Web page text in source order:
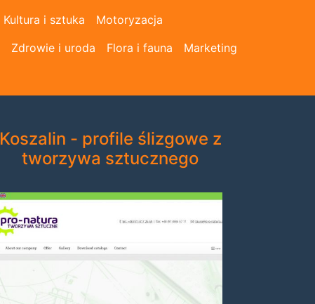
Kultura i sztuka
Motoryzacja
Zdrowie i uroda Flora i fauna
Marketing
Koszalin - profile ślizgowe z
tworzywa sztucznego